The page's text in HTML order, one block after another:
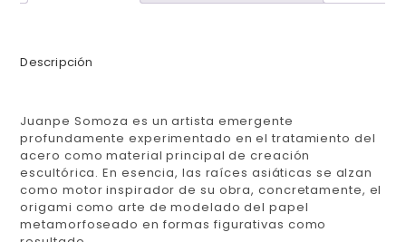
Descripción
Juanpe Somozaes un artista emergente
profundamente experimentado en el tratamiento del
acero como material principal de creación
escultórica. En esencia, las raíces asiáticas se alzan
como motor inspirador de su obra, concretamente, el
origami como arte de modelado del papel
metamorfoseado en formas figurativas como